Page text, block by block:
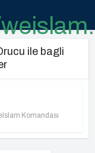
ile bagli
Komandası